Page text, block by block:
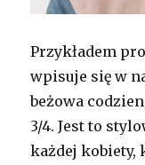
Przykładem
wpisuje się w
beżowa
3/4. Jest to
każdej kobiety,